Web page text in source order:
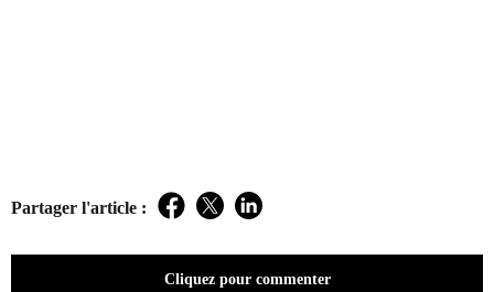
Partager l'article : Facebook
TwitterLinkedIn
Cliquez pour commenter